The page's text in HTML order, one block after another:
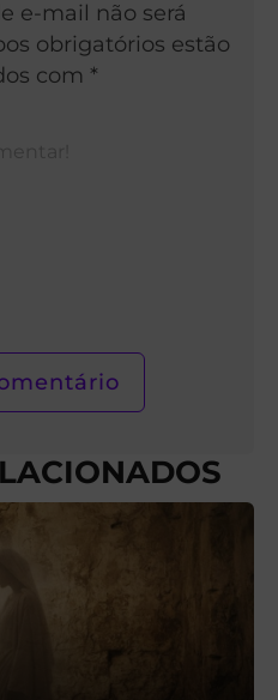
e-mail não será
obrigatórios estão
com *